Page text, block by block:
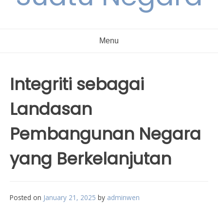
Menu
Integriti sebagai
Landasan
Pembangunan Negara
yang Berkelanjutan
Posted on January 21, 2025 by adminwen